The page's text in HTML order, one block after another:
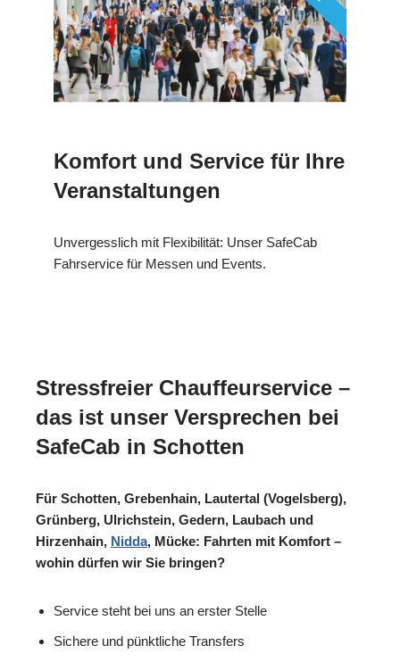
Komfort und Service für Ihre
Veranstaltungen
Unvergesslich mit Flexibilität: Unser SafeCab
Fahrservice für Messen und Events.
Stressfreier Chauffeurservice –
das ist unser Versprechen bei
SafeCab in Schotten
Für Schotten, Grebenhain, Lautertal (Vogelsberg),
Grünberg, Ulrichstein, Gedern, Laubach und
Hirzenhain, Nidda, Mücke: Fahrten mit Komfort –
wohin dürfen wir Sie bringen?
Service steht bei uns an erster Stelle
Sichere und pünktliche Transfers